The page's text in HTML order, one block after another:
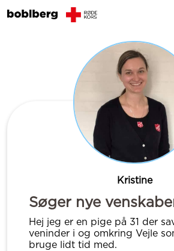
Kristine
Søger nye
Hej jeg er en pige på 31 der
veninder i og omkring Vejle
bruge lidt tid med.